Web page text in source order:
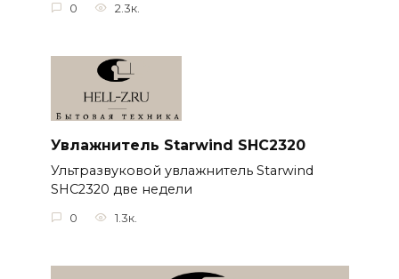
0 2.3к.
Увлажнитель Starwind SHC2320
Ультразвуковой увлажнитель Starwind
SHC2320 две недели
0 1.3к.